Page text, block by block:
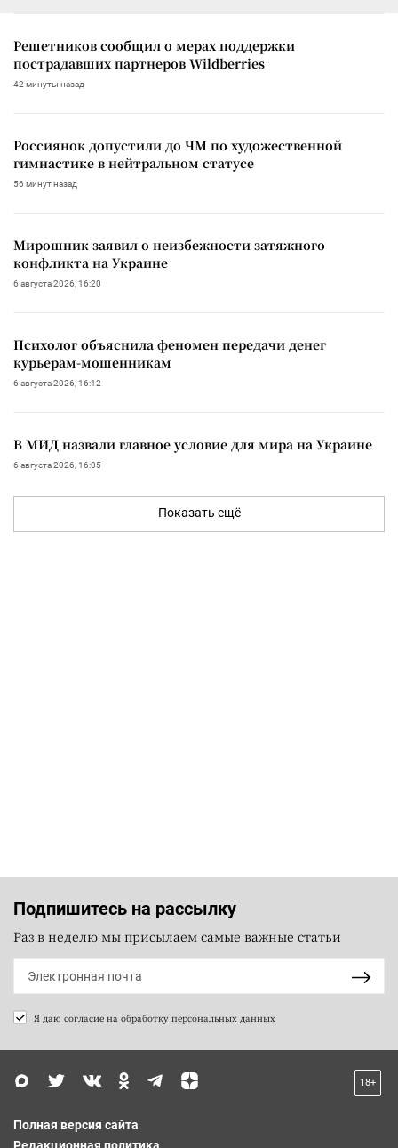
Решетников сообщил о мерах поддержки
пострадавших партнеров Wildberries
42 минуты назад
Россиянок допустили до ЧМ по художественной
гимнастике в нейтральном статусе
56 минут назад
Мирошник заявил о неизбежности затяжного
конфликта на Украине
6 августа 2026, 16:20
Психолог объяснила феномен передачи денег
курьерам-мошенникам
6 августа 2026, 16:12
В МИД назвали главное условие для мира на Украине
6 августа 2026, 16:05
Показать ещё
Подпишитесь на рассылку
Раз в неделю мы присылаем самые важные статьи
Я даю согласие на обработку персональных данных
18+
Полная версия сайта
Редакционная политика